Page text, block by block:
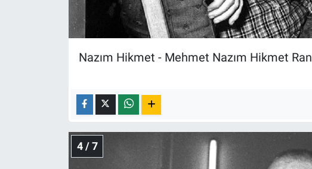
Nazım Hikmet - Mehmet Nazım Hikmet Ran
4 / 7